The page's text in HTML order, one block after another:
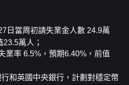
日當周初請失業金人數 24.9萬
萬人；
業率 6.5%，預期6.40%，前值
和英國中央銀行，計劃對穩定幣